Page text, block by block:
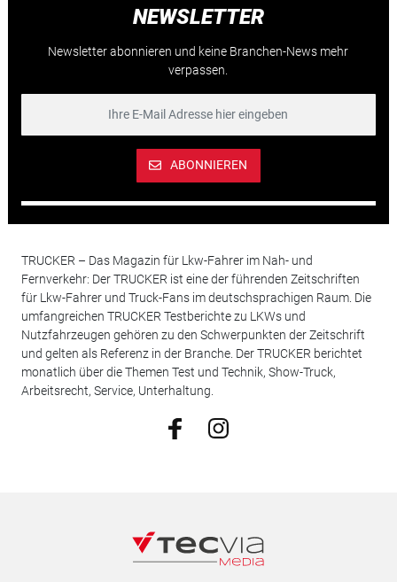
NEWSLETTER
Newsletter abonnieren und keine Branchen-News mehr
verpassen.
ABONNIEREN
TRUCKER – Das Magazin für Lkw-Fahrer im Nah- und
Fernverkehr: Der TRUCKER ist eine der führenden Zeitschriften
für Lkw-Fahrer und Truck-Fans im deutschsprachigen Raum. Die
umfangreichen TRUCKER Testberichte zu LKWs und
Nutzfahrzeugen gehören zu den Schwerpunkten der Zeitschrift
und gelten als Referenz in der Branche. Der TRUCKER berichtet
monatlich über die Themen Test und Technik, Show-Truck,
Arbeitsrecht, Service, Unterhaltung.